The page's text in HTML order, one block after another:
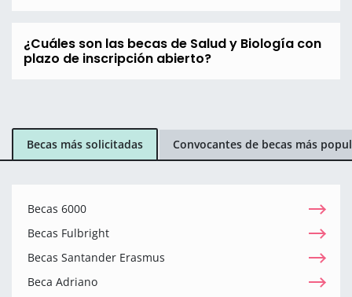
¿Cuáles son las becas de Salud y Biología con
plazo de inscripción abierto?
Becas más solicitadas Convocantes de becas más
Becas 6000
Becas Fulbright
Becas Santander Erasmus
Beca Adriano